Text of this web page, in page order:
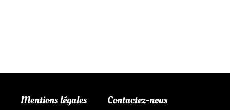
Mentions légales Contactez-nous